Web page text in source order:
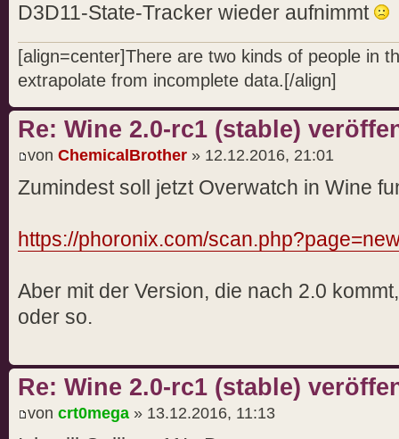
D3D11-State-Tracker wieder aufnimmt
[align=center]There are two kinds of people in
extrapolate from incomplete data.[/align]
Re: Wine 2.0-rc1 (stable)
von ChemicalBrother » 12.12.2016, 21:01
Zumindest soll jetzt Overwatch in Wine
https://phoronix.com/
Aber mit der Version, die nach 2.0
oder so.
Re: Wine 2.0-rc1 (stable)
von crt0mega » 13.12.2016, 11:13